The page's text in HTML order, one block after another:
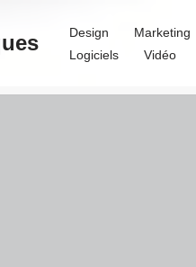
Design Marketing
Logiciels
Vidéo